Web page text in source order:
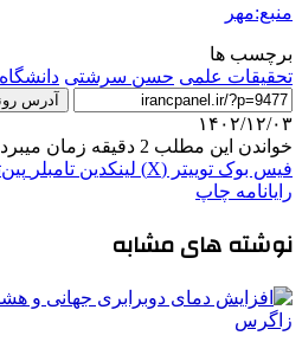
منبع:مهر
برچسب ها
تحقیقات علمی حسن سرشتی
آدرس
۱۴۰۲/۱۲/۰۳
خواندن این مطلب 2 دقیقه زمان میبرد
فیس بوک توییتر (X) لینکدین ‫تامبلر
رایانامه چاپ
نوشته های مشابه